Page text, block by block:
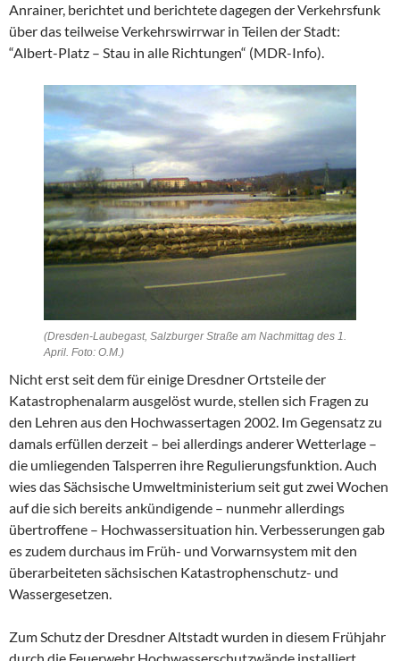
Anrainer, berichtet und berichtete dagegen der Verkehrsfunk
über das teilweise Verkehrswirrwar in Teilen der Stadt:
“Albert-Platz – Stau in alle Richtungen“ (MDR-Info).
(Dresden-Laubegast, Salzburger Straße am Nachmittag des 1.
April. Foto: O.M.)
Nicht erst seit dem für einige Dresdner Ortsteile der
Katastrophenalarm ausgelöst wurde, stellen sich Fragen zu
den Lehren aus den Hochwassertagen 2002. Im Gegensatz zu
damals erfüllen derzeit – bei allerdings anderer Wetterlage –
die umliegenden Talsperren ihre Regulierungsfunktion. Auch
wies das Sächsische Umweltministerium seit gut zwei Wochen
auf die sich bereits ankündigende – nunmehr allerdings
übertroffene – Hochwassersituation hin. Verbesserungen gab
es zudem durchaus im Früh- und Vorwarnsystem mit den
überarbeiteten sächsischen Katastrophenschutz- und
Wassergesetzen.
Zum Schutz der Dresdner Altstadt wurden in diesem Frühjahr